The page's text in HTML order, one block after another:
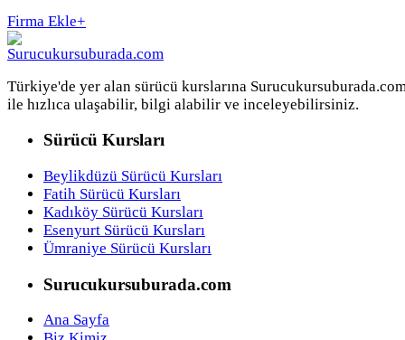
Firma Ekle+
Türkiye'de yer alan sürücü kurslarına
ile hızlıca ulaşabilir, bilgi alabilir ve inceleyebilirsiniz.
Sürücü Kursları
Beylikdüzü Sürücü Kursları
Fatih Sürücü Kursları
Kadıköy Sürücü Kursları
Esenyurt Sürücü Kursları
Ümraniye Sürücü Kursları
Surucukursuburada.com
Ana Sayfa